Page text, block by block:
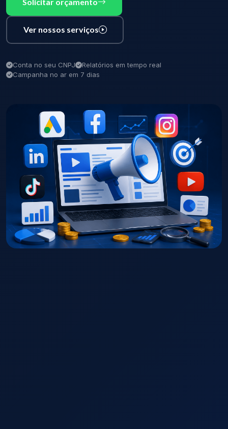
Ver nossos serviços
Conta no seu CNPJ
Relatórios em tempo real
Campanha no ar em 7 dias